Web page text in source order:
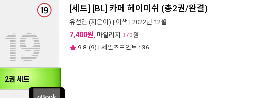
2권 세트
[세트] [BL] 카페 헤이미쉬 (총2권/완결)
유선민 (지은이) | 이색 | 2022년 12월
7,400원, 마일리지 370원
9.8 (9) | 세일즈포인트 : 36